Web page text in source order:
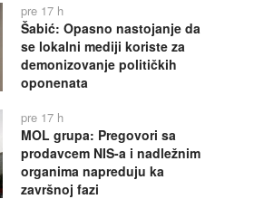
pre 17 h
Šabić: Opasno nastojanje da
se lokalni mediji koriste za
demonizovanje političkih
oponenata
pre 17 h
MOL grupa: Pregovori sa
prodavcem NIS-a i nadležnim
organima napreduju ka
završnoj fazi